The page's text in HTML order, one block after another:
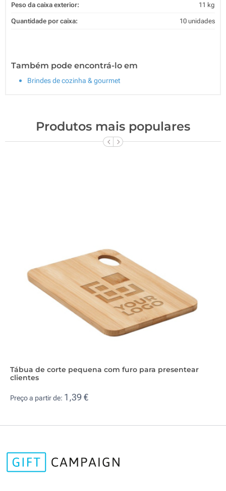
Peso da caixa exterior: 11 kg
Quantidade por caixa: 10 unidades
Também pode encontrá-lo em
Brindes de cozinha & gourmet
Produtos mais populares
Tábua de corte pequena com furo para presentear
clientes
Preço a partir de: 1,39 €